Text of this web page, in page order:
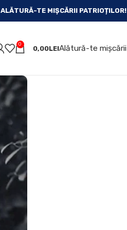
ALĂTURĂ-TE MIȘCĂRII PATRIOȚILOR!
0
0,00LEIAlătură-te mișcării